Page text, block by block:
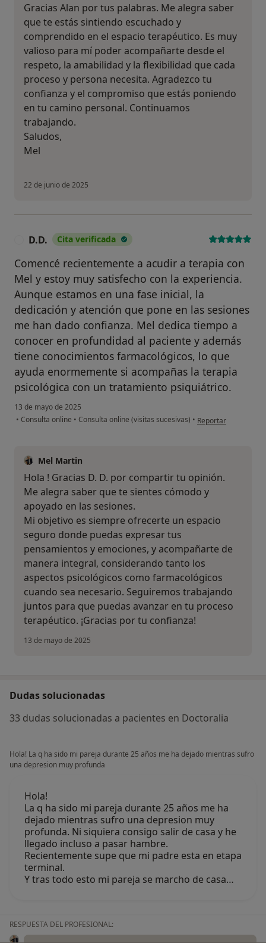
Gracias Alan por tus palabras. Me alegra saber
que te estás sintiendo escuchado y
comprendido en el espacio terapéutico. Es muy
valioso para mí poder acompañarte desde el
respeto, la amabilidad y la flexibilidad que cada
proceso y persona necesita. Agradezco tu
confianza y el compromiso que estás poniendo
en tu camino personal. Continuamos
trabajando.
Saludos,
Mel
22 de junio de 2025
D.D. Cita verificada
Comencé recientemente a acudir a terapia con
Mel y estoy muy satisfecho con la experiencia.
Aunque estamos en una fase inicial, la
dedicación y atención que pone en las sesiones
me han dado confianza. Mel dedica tiempo a
conocer en profundidad al paciente y además
tiene conocimientos farmacológicos, lo que
ayuda enormemente si acompañas la terapia
psicológica con un tratamiento psiquiátrico.
13 de mayo de 2025
• Consulta online • Consulta online (visitas sucesivas) • en opinión del
Reportar
Mel Martin
Hola ! Gracias D. D. por compartir tu opinión.
Me alegra saber que te sientes cómodo y
apoyado en las sesiones.
Mi objetivo es siempre ofrecerte un espacio
seguro donde puedas expresar tus
pensamientos y emociones, y acompañarte de
manera integral, considerando tanto los
aspectos psicológicos como farmacológicos
cuando sea necesario. Seguiremos trabajando
juntos para que puedas avanzar en tu proceso
terapéutico. ¡Gracias por tu confianza!
13 de mayo de 2025
Dudas solucionadas
33 dudas solucionadas a pacientes en Doctoralia
Hola! La q ha sido mi pareja durante 25 años me ha dejado mientras sufro
una depresion muy profunda
Hola!
La q ha sido mi pareja durante 25 años me ha
dejado mientras sufro una depresion muy
profunda. Ni siquiera consigo salir de casa y he
llegado incluso a pasar hambre.
Recientemente supe que mi padre esta en etapa
terminal.
Y tras todo esto mi pareja se marcho de casa…
RESPUESTA DEL PROFESIONAL: